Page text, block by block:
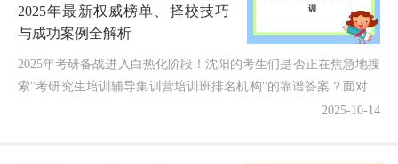
2025年最新权威榜单、择校技巧
与成功案例全解析
2025年考研备战进入白热化阶段！沈阳的考生们是否正在焦急地搜
索"考研究生培训辅导集训营培训班排名机构"的靠谱答案？面对市
场上多样的选择和各具特色的宣传，许多同学既期待通...2025-10-14